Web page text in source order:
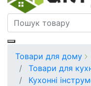
Товари для дому
Товари для
Кухонні